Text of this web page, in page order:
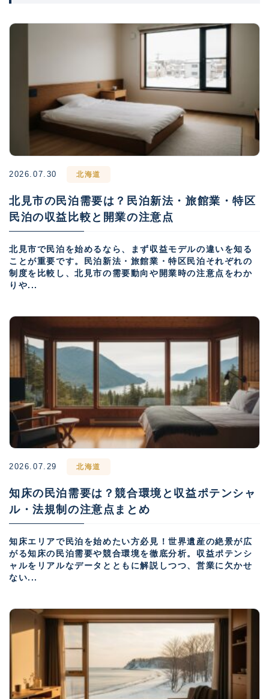
2026.07.30 北海道
北見市の民泊需要は？民泊新法・旅館業・特区
民泊の収益比較と開業の注意点
北見市で民泊を始めるなら、まず収益モデルの違いを知る
ことが重要です。民泊新法・旅館業・特区民泊それぞれの
制度を比較し、北見市の需要動向や開業時の注意点をわか
りや...
2026.07.29 北海道
知床の民泊需要は？競合環境と収益ポテンシャ
ル・法規制の注意点まとめ
知床エリアで民泊を始めたい方必見！世界遺産の絶景が広
がる知床の民泊需要や競合環境を徹底分析。収益ポテンシ
ャルをリアルなデータとともに解説しつつ、営業に欠かせ
ない...